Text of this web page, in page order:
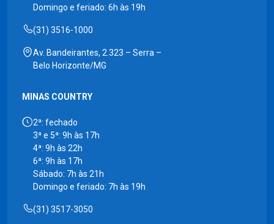
Domingo e feriado: 6h às 19h
(31) 3516-1000
Av. Bandeirantes, 2.323 – Serra –
Belo Horizonte/MG
MINAS COUNTRY
2ª: fechado
3ª e 5ª: 9h às 17h
4ª: 9h às 22h
6ª: 9h às 17h
Sábado: 7h às 21h
Domingo e feriado: 7h às 19h
(31) 3517-3050